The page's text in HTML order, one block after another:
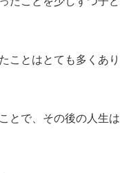
ことはとても多くあり
とで、その後の人生は